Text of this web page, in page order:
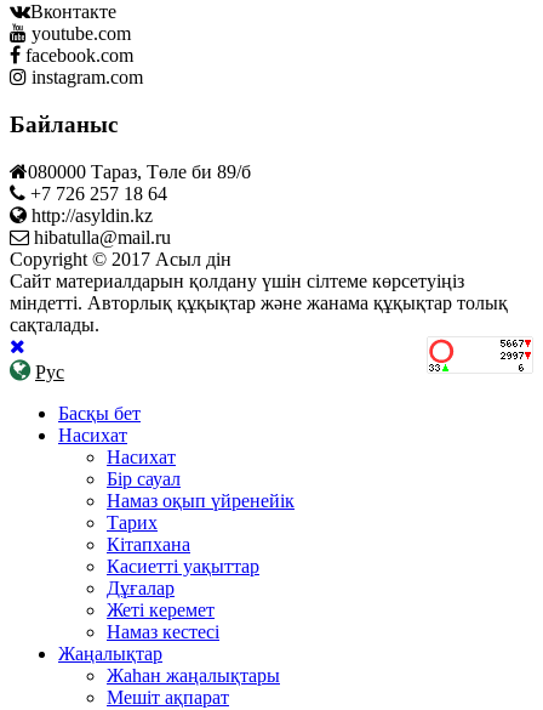
Вконтакте
youtube.com
facebook.com
instagram.com
Байланыс
080000 Тараз, Төле би 89/б
+7 726 257 18 64
http://asyldin.kz
hibatulla@mail.ru
Copyright © 2017 Асыл дін
Сайт материалдарын қолдану үшін сілтеме көрсетуіңіз
міндетті. Авторлық құқықтар және жанама құқықтар толық
сақталады.
Рус
Басқы бет
Насихат
Насихат
Бір сауал
Намаз оқып үйренейік
Тарих
Кітапхана
Касиетті уақыттар
Дұғалар
Жеті керемет
Намаз кестесі
Жаңалықтар
Жаһан жаңалықтары
Мешіт ақпарат